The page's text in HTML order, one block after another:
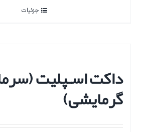
جزئیات
داکت اسـپلیت
گرمایشی)